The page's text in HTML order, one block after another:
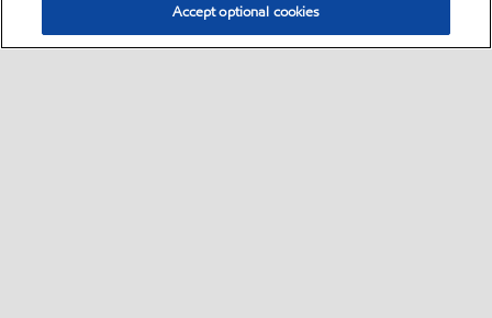
Accept optional cookies